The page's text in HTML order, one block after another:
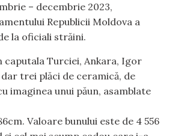
– decembrie 2023,
Republicii Moldova a
la oficiali străini.
Turciei, Ankara, Igor
trei plăci de ceramică, de
imaginea unui păun, asamblate
Valoare bunului este de 4 556